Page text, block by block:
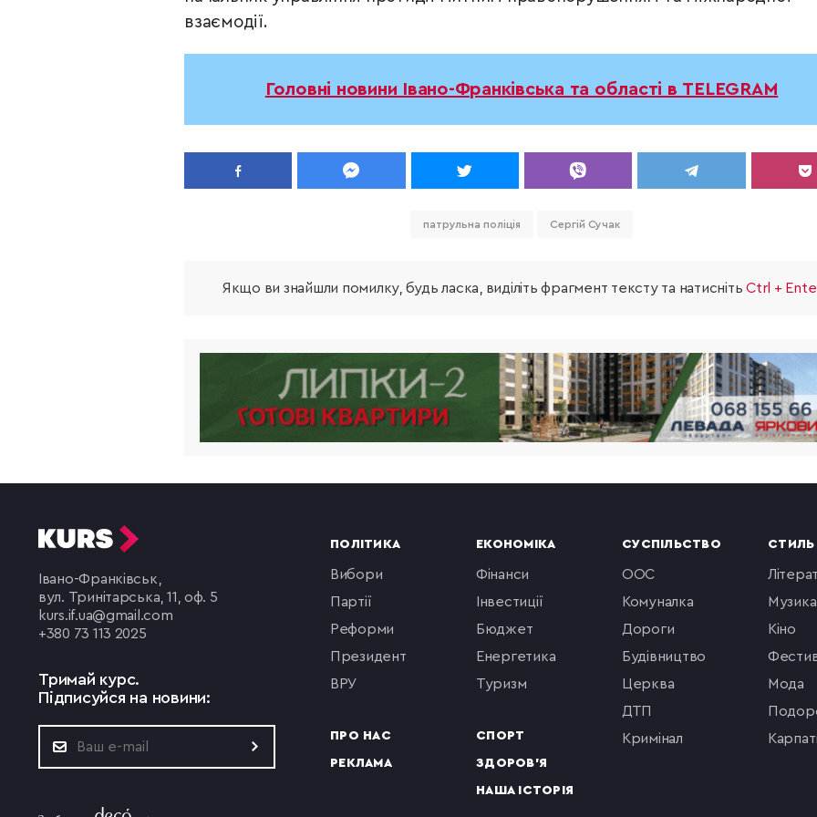
взаємодії.
Головні новини Івано-Франківська та області в TELEGRAM
патрульна поліція Сергій Сучак
Якщо ви знайшли помилку, будь ласка, виділіть фрагмент тексту та натиснітьCtrl +
Івано-Франківськ,
вул. Тринітарська, 11, оф. 5
kurs.if.ua@gmail.com
+380 73 113 2025
Тримай курс.
Підписуйся на новини:
ПОЛІТИКА
вибори
партії
реформи
президент
ВРУ
ПРО НАС
РЕКЛАМА
ЕКОНОМІКА
фінанси
інвестиції
бюджет
енергетика
туризм
СПОРТ
ЗДОРОВ'Я
НАША ІСТОРІЯ
СУСПІЛЬСТВО
ООС
комуналка
Дороги
будівництво
церква
ДТП
кримінал
музика
кіно
мода